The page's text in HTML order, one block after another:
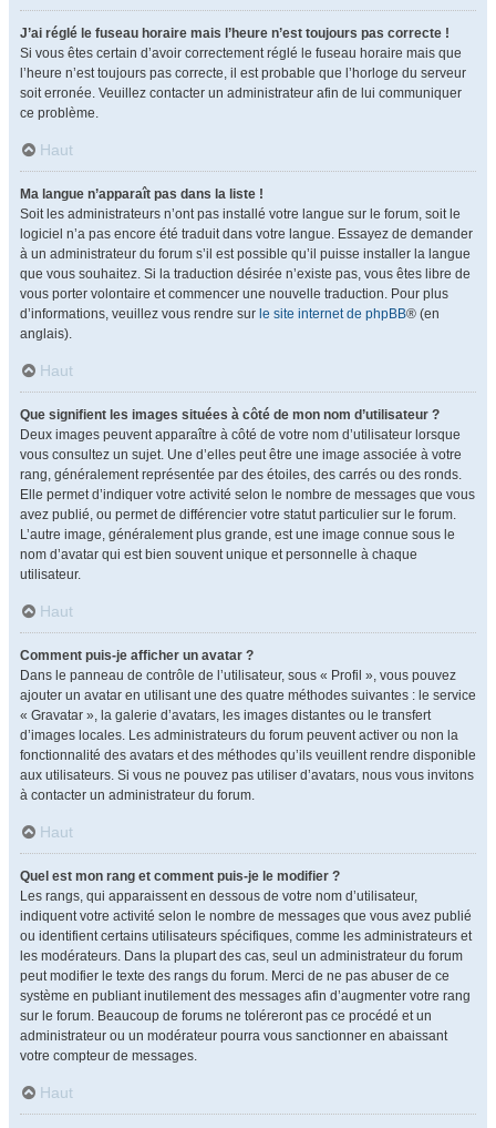
J’ai réglé le fuseau horaire mais l’heure n’est toujours pas correcte !
Si vous êtes certain d’avoir correctement réglé le fuseau horaire mais que
l’heure n’est toujours pas correcte, il est probable que l’horloge du serveur
soit erronée. Veuillez contacter un administrateur afin de lui communiquer
ce problème.
Haut
Ma langue n’apparaît pas dans la liste !
Soit les administrateurs n’ont pas installé votre langue sur le forum, soit le
logiciel n’a pas encore été traduit dans votre langue. Essayez de demander
à un administrateur du forum s’il est possible qu’il puisse installer la langue
que vous souhaitez. Si la traduction désirée n’existe pas, vous êtes libre de
vous porter volontaire et commencer une nouvelle traduction. Pour plus
d’informations, veuillez vous rendre sur le site internet de phpBB® (en
anglais).
Haut
Que signifient les images situées à côté de mon nom d’utilisateur ?
Deux images peuvent apparaître à côté de votre nom d’utilisateur lorsque
vous consultez un sujet. Une d’elles peut être une image associée à votre
rang, généralement représentée par des étoiles, des carrés ou des ronds.
Elle permet d’indiquer votre activité selon le nombre de messages que vous
avez publié, ou permet de différencier votre statut particulier sur le forum.
L’autre image, généralement plus grande, est une image connue sous le
nom d’avatar qui est bien souvent unique et personnelle à chaque
utilisateur.
Haut
Comment puis-je afficher un avatar ?
Dans le panneau de contrôle de l’utilisateur, sous « Profil », vous pouvez
ajouter un avatar en utilisant une des quatre méthodes suivantes : le service
« Gravatar », la galerie d’avatars, les images distantes ou le transfert
d’images locales. Les administrateurs du forum peuvent activer ou non la
fonctionnalité des avatars et des méthodes qu’ils veuillent rendre disponible
aux utilisateurs. Si vous ne pouvez pas utiliser d’avatars, nous vous invitons
à contacter un administrateur du forum.
Haut
Quel est mon rang et comment puis-je le modifier ?
Les rangs, qui apparaissent en dessous de votre nom d’utilisateur,
indiquent votre activité selon le nombre de messages que vous avez publié
ou identifient certains utilisateurs spécifiques, comme les administrateurs et
les modérateurs. Dans la plupart des cas, seul un administrateur du forum
peut modifier le texte des rangs du forum. Merci de ne pas abuser de ce
système en publiant inutilement des messages afin d’augmenter votre rang
sur le forum. Beaucoup de forums ne toléreront pas ce procédé et un
administrateur ou un modérateur pourra vous sanctionner en abaissant
votre compteur de messages.
Haut